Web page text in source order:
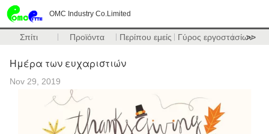
OMC Industry Co.Limited
Σπίτι Προϊόντα Περίπου εμείς Γύρος εργοστασίων
>>
Ημέρα των ευχαριστιών
Nov 29, 2019